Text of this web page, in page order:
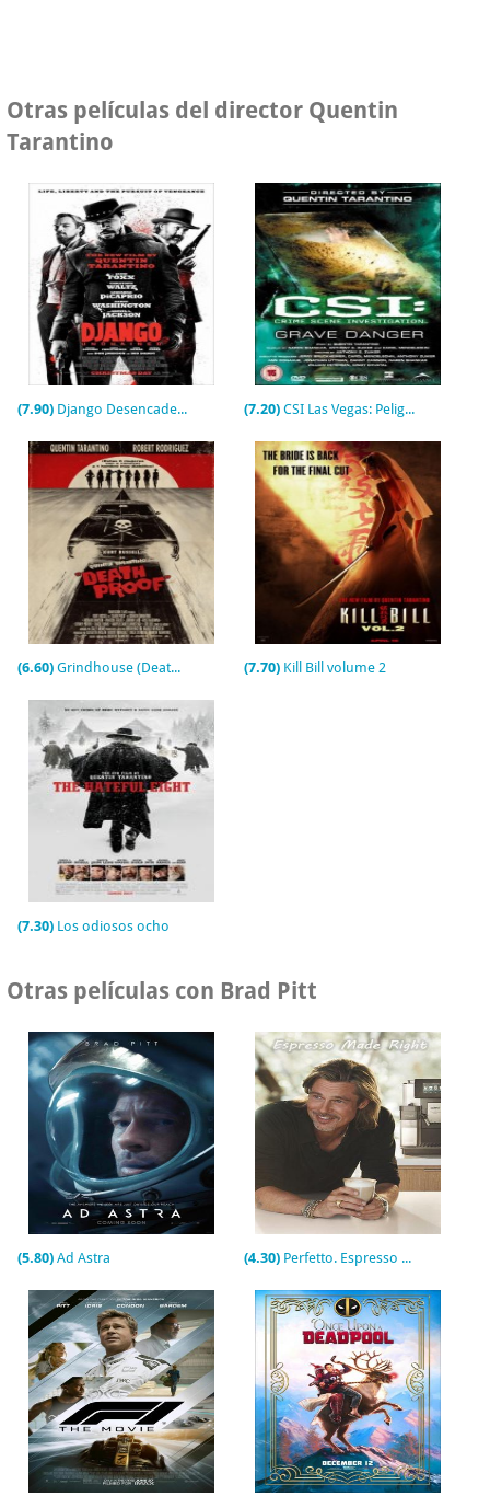
Otras películas del director Quentin
Tarantino
(7.90) Django Desencadenado (7.20)CSI Las Vegas: Peligro sepulcral (TV)
(6.60) Grindhouse (Death Proof) (7.70) Kill Bill volume 2
(7.30) Los odiosos ocho
Otras películas con Brad Pitt
(5.80) Ad Astra (4.30) Perfetto. Espresso Made Right (C)